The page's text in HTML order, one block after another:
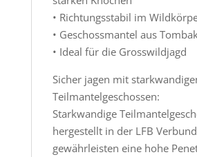
• Richtungsstabil im
• Geschossmantel aus Tombak
• Ideal für die Grosswildjagd
Sicher jagen mit
Teilmantelgeschossen:
Starkwandige
hergestellt in der LFB
gewährleisten eine hohe